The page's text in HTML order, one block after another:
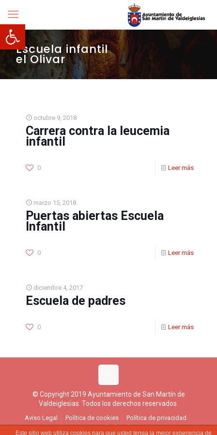
Abrir barra de herramientas
Escuela infantil
el Olivar
octubre 9, 2018
Carrera contra la leucemia
infantil
0 Leer más
marzo 15, 2018
Puertas abiertas Escuela
Infantil
0 Leer más
diciembre 4, 2017
Escuela de padres
0 Leer más
© Copyright 2019 Ayuntamiento de San Martín de
Valdeiglesias. Todos los derechos reservados.
Aviso Legal Política de cookies
Política de privacidad
Ejercicio de derechos
Este sitio web utiliza cookies para que usted tenga la mejor experiencia de